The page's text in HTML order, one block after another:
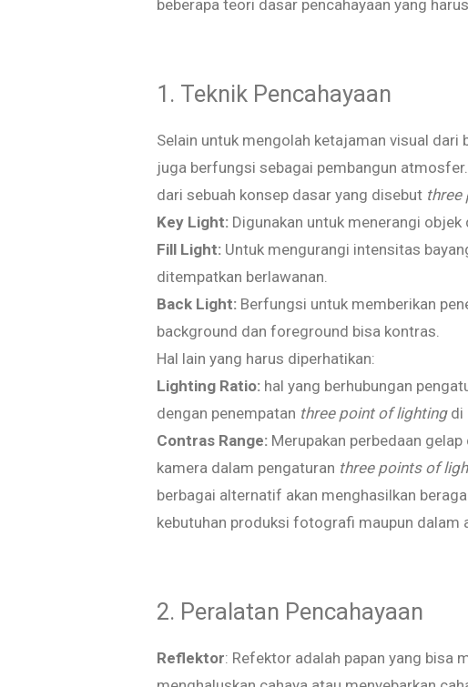
beberapa teori dasar pencahayaan yang
1. Teknik Pencahayaan
Selain untuk mengolah ketajaman visual dari
juga berfungsi sebagai pembangun
dari sebuah konsep dasar yang disebut three
Key Light: Digunakan untuk menerangi objek
Fill Light: Untuk mengurangi intensitas
ditempatkan berlawanan.
Back Light: Berfungsi untuk memberikan
background dan foreground bisa kontras.
Hal lain yang harus diperhatikan:
Lighting Ratio: hal yang berhubungan
dengan penempatan three point of lightingdi
Contras Range: Merupakan perbedaan
kamera dalam pengaturan three points of
berbagai alternatif akan menghasilkan
kebutuhan produksi fotografi maupun dalam
2. Peralatan Pencahayaan
Reflektor: Refektor adalah papan yang bisa